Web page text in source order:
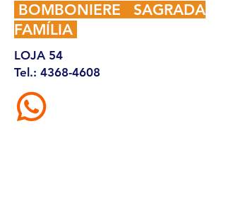
BOMBONIERE SAGRADA
FAMÍLIA
LOJA 54
Tel.: 4368-4608